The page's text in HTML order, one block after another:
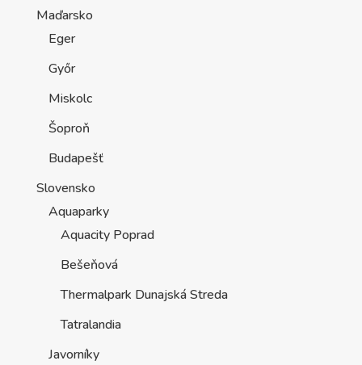
Maďarsko
Eger
Győr
Miskolc
Šoproň
Budapešť
Slovensko
Aquaparky
Aquacity Poprad
Bešeňová
Thermalpark Dunajská Streda
Tatralandia
Javorníky